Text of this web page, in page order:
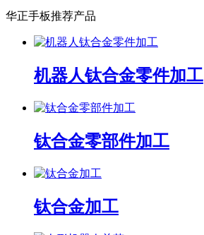
华正手板推荐产品
机器人钛合金零件加工
钛合金零部件加工
钛合金加工